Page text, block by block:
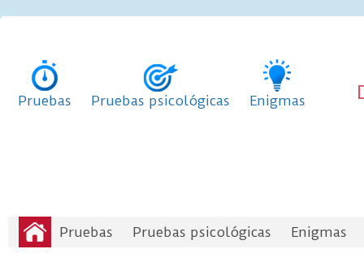
Pruebas Pruebas psicológicas Enigmas
Pruebas Pruebas psicológicas Enigmas